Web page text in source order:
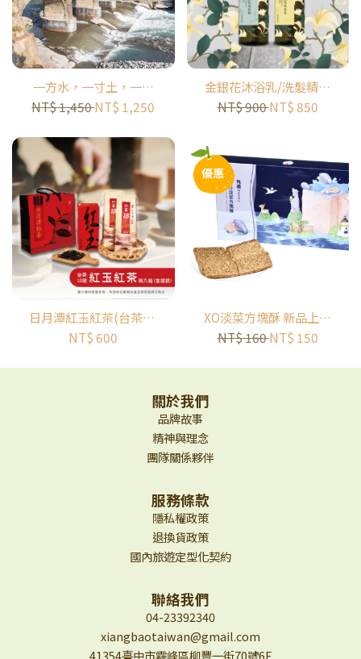
一方水，一寸土，一隻
陪米長大的小黃鴨｜米
的一生半日小旅行｜糯
米橋休閒農業區
NT$ 1,450NT$ 1,250
金銀花沐浴乳/洗髮精｜
小島花神｜ISLAND
NT$ 900NT$ 850
日月潭紅玉紅茶(台茶18
NT$ 600
優惠
XO淡菜方塊酥 新品上架
✨
NT$ 160NT$ 150
關於我們
品牌故事
精神與理念
團隊關係夥伴
服務條款
隱私權政策
退換貨政策
國內旅遊定型化契約
聯絡我們
04-23392340
xiangbaotaiwan@gmail.com
41354臺中市霧峰區柳豐一街70號6F